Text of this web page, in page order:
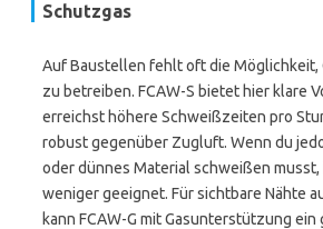
Schutzgas
Auf Baustellen fehlt oft die Möglichkeit,
zu betreiben. FCAW-S bietet hier klare
erreichst höhere Schweißzeiten pro
robust gegenüber Zugluft. Wenn du
oder dünnes Material schweißen
weniger geeignet. Für sichtbare Nähte
kann FCAW-G mit Gasunterstützung ein